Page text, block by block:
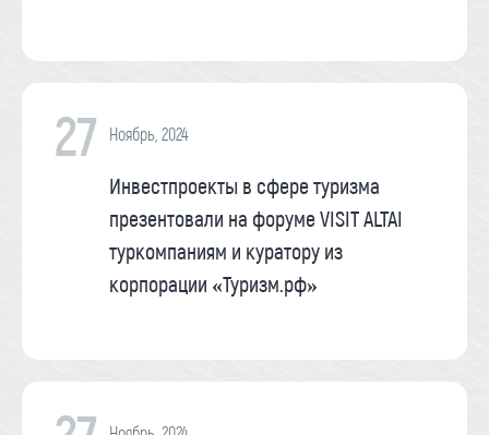
27 Ноябрь, 2024
Инвестпроекты в сфере туризма
презентовали на форуме VISIT ALTAI
туркомпаниям и куратору из
корпорации «Туризм.рф»